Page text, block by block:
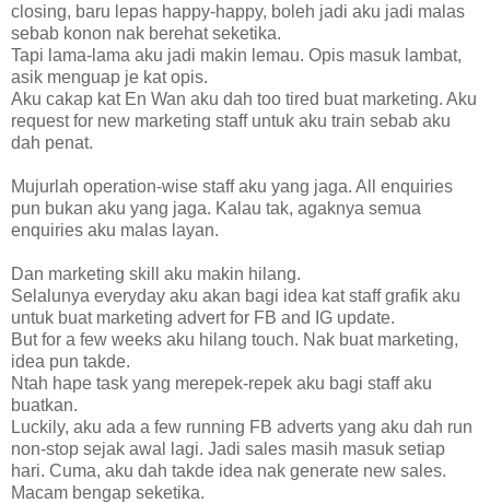
closing, baru lepas happy-happy, boleh jadi aku jadi malas
sebab konon nak berehat seketika.
Tapi lama-lama aku jadi makin lemau. Opis masuk lambat,
asik menguap je kat opis.
Aku cakap kat En Wan aku dah too tired buat marketing. Aku
request for new marketing staff untuk aku train sebab aku
dah penat.
Mujurlah operation-wise staff aku yang jaga. All enquiries
pun bukan aku yang jaga. Kalau tak, agaknya semua
enquiries aku malas layan.
Dan marketing skill aku makin hilang.
Selalunya everyday aku akan bagi idea kat staff grafik aku
untuk buat marketing advert for FB and IG update.
But for a few weeks aku hilang touch. Nak buat marketing,
idea pun takde.
Ntah hape task yang merepek-repek aku bagi staff aku
buatkan.
Luckily, aku ada a few running FB adverts yang aku dah run
non-stop sejak awal lagi. Jadi sales masih masuk setiap
hari. Cuma, aku dah takde idea nak generate new sales.
Macam bengap seketika.